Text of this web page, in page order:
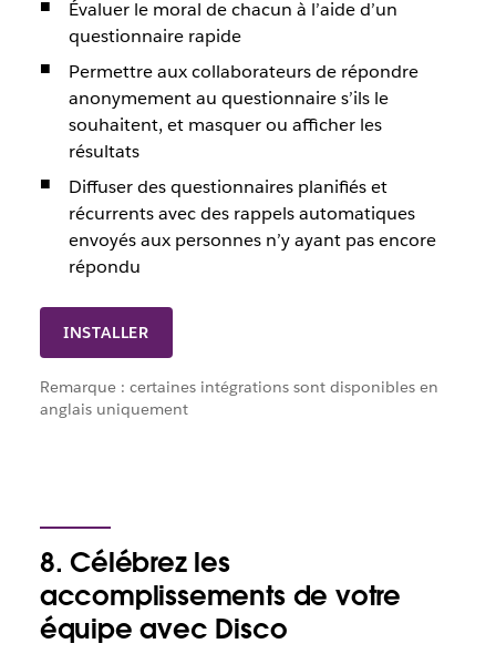
INSTALLER
Évaluer le moral de chacun à l’aide d’un
questionnaire rapide
Permettre aux collaborateurs de répondre
anonymement au questionnaire s’ils le
souhaitent, et masquer ou afficher les
résultats
Diffuser des questionnaires planifiés et
récurrents avec des rappels automatiques
envoyés aux personnes n’y ayant pas encore
répondu
Remarque : certaines intégrations sont disponibles en
anglais uniquement
8. Célébrez les
accomplissements de votre
équipe avec Disco